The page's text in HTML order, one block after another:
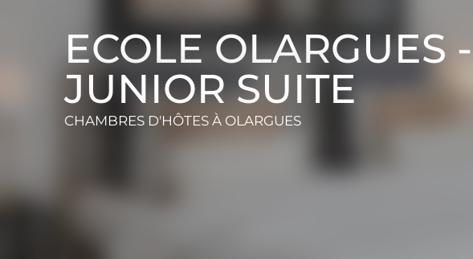
ECOLE OLARGUES -
JUNIOR SUITE
CHAMBRES D'HÔTES À OLARGUES